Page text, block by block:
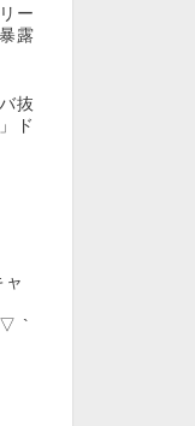
ー
露
抜
ド
▽ `